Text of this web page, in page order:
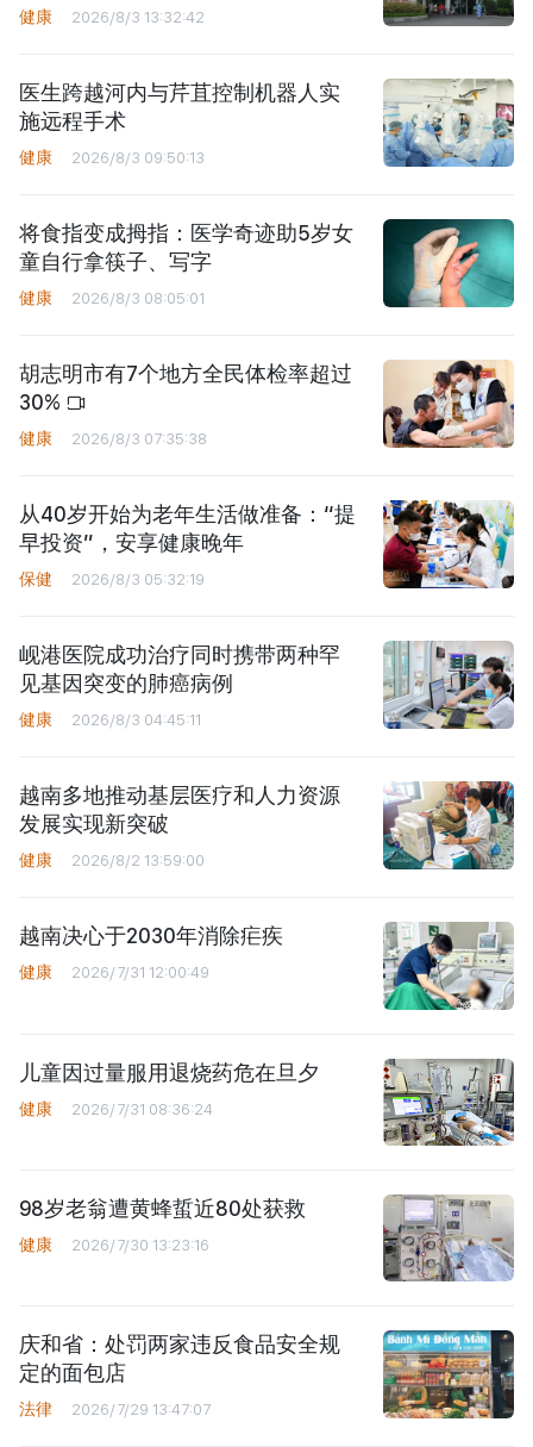
健康 2026/8/3 13:32:42
医生跨越河内与芹苴控制机器人实
施远程手术
健康 2026/8/3 09:50:13
将食指变成拇指：医学奇迹助5岁女
童自行拿筷子、写字
健康 2026/8/3 08:05:01
胡志明市有7个地方全民体检率超过
30%
健康 2026/8/3 07:35:38
从40岁开始为老年生活做准备：“提
早投资”，安享健康晚年
保健 2026/8/3 05:32:19
岘港医院成功治疗同时携带两种罕
见基因突变的肺癌病例
健康 2026/8/3 04:45:11
越南多地推动基层医疗和人力资源
发展实现新突破
健康 2026/8/2 13:59:00
越南决心于2030年消除疟疾
健康 2026/7/31 12:00:49
儿童因过量服用退烧药危在旦夕
健康 2026/7/31 08:36:24
98岁老翁遭黄蜂蜇近80处获救
健康 2026/7/30 13:23:16
庆和省：处罚两家违反食品安全规
定的面包店
法律 2026/7/29 13:47:07